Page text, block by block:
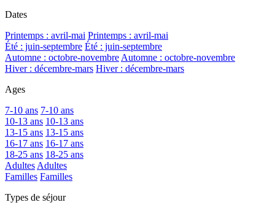
Dates
Printemps : avril-mai Printemps : avril-mai
Été : juin-septembre Été : juin-septembre
Automne : octobre-novembreAutomne : octobre-novembre
Hiver : décembre-mars Hiver : décembre-mars
Ages
7-10 ans 7-10 ans
10-13 ans 10-13 ans
13-15 ans 13-15 ans
16-17 ans 16-17 ans
18-25 ans 18-25 ans
AdultesAdultes
Familles Familles
Types de séjour